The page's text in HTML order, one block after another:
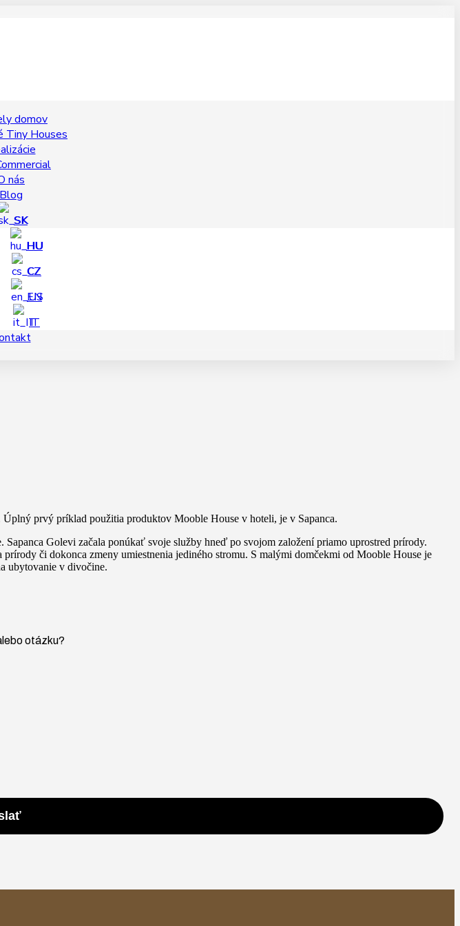
domov
Tiny Houses
nás
Blog
SK
HU
CZ
EN
IT
prvý príklad použitia produktov Mooble House v hoteli, je v Sapanca.
Golevi začala ponúkať svoje služby hneď po svojom založení priamo uprostred prírody.
či dokonca zmeny umiestnenia jediného stromu. S malými domčekmi od Mooble House je
ubytovanie v divočine.
otázku?